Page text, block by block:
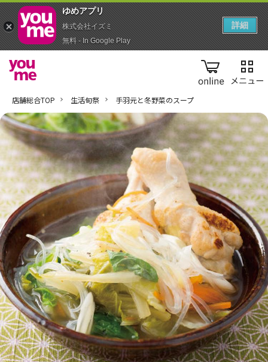
online
店舗総合TOP 生活旬祭 手羽元と冬野菜のスープ
ゆめアプ‪リ‬
株式会社イズミ
無料 - In Google Play
詳細